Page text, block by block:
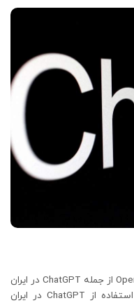
به دلیل تحریم ‌های بین المللی، خدمات OpenAI از جمله ChatGPT در ایران
قابل دسترسی نیستند. به همین دلیل، استفاده از ChatGPT در ایران